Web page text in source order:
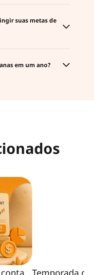
suas metas de
em um ano?
Temporada